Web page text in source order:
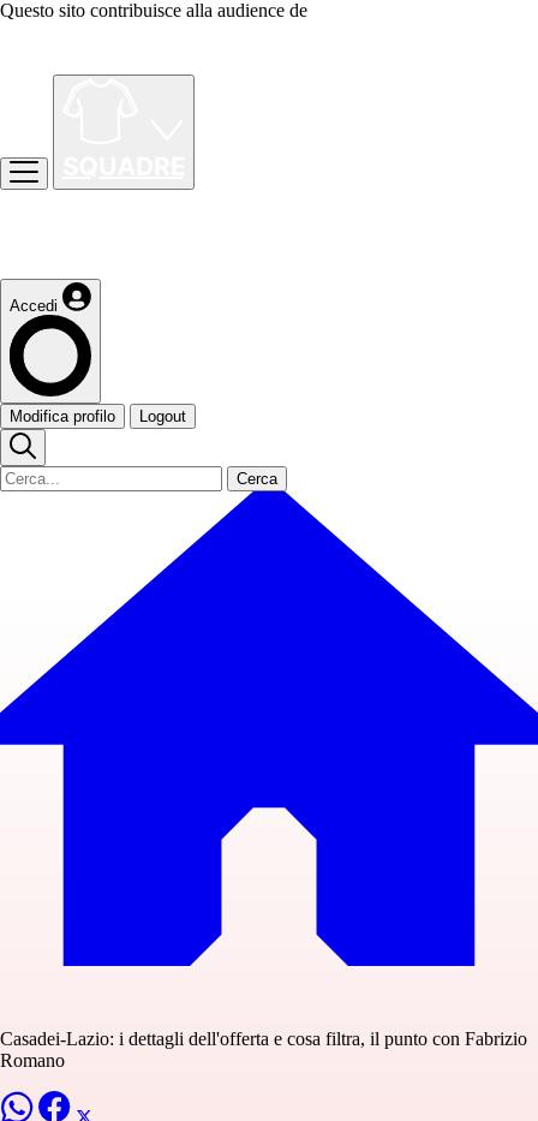
Questo sito contribuisce alla audience de
Accedi
Modifica profilo Logout
Cerca
Casadei-Lazio: i dettagli dell'offerta e cosa filtra, il punto con Fabrizio
Romano